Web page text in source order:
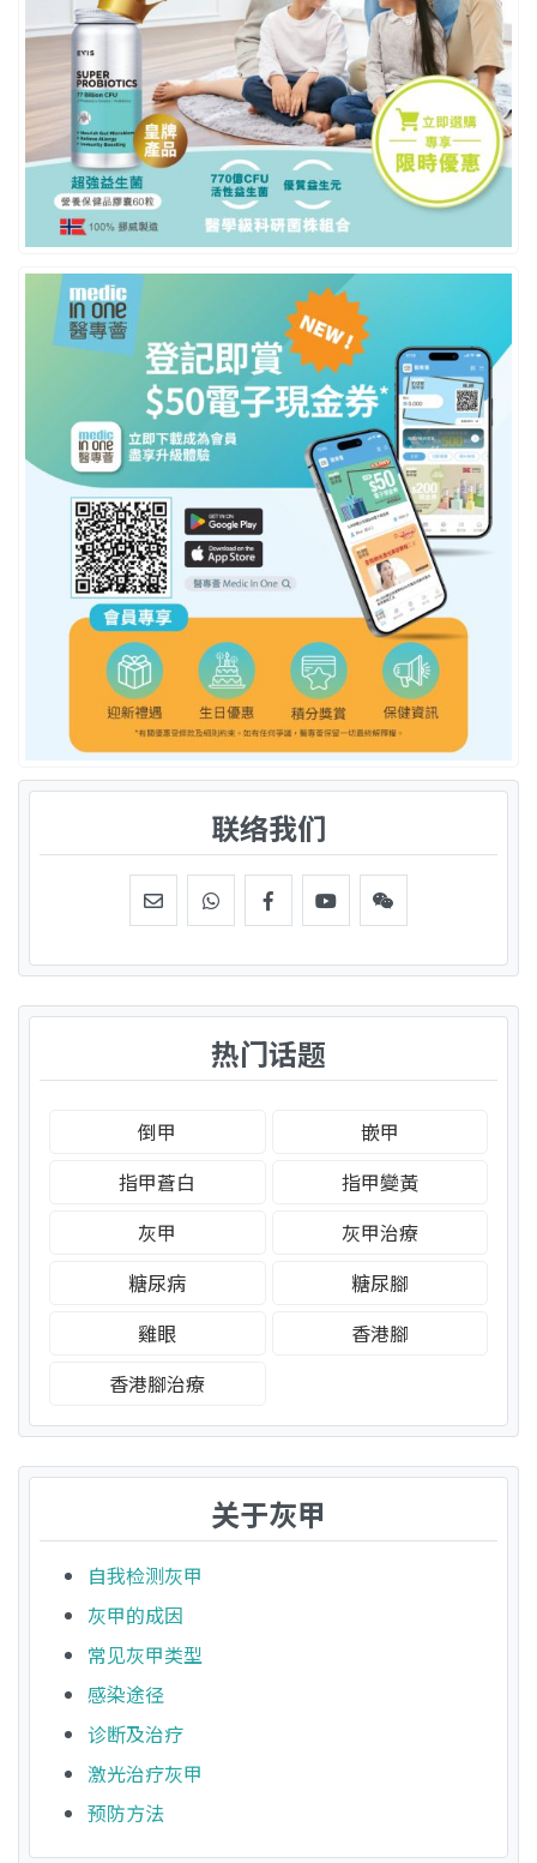
联络我们
热门话题
倒甲
嵌甲
指甲蒼白
指甲變黃
灰甲
灰甲治療
糖尿病
糖尿腳
雞眼
香港腳
香港腳治療
关于灰甲
自我检测灰甲
灰甲的成因
常见灰甲类型
感染途径
诊断及治疗
激光治疗灰甲
预防方法